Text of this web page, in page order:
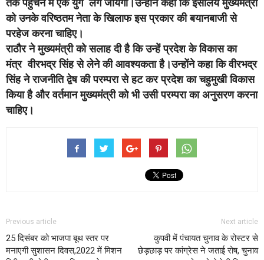
तक पहुंचने में एक युग लग जायेगा।उन्होंने कहा कि इसलिये मुख्यमंत्री
को उनके वरिष्ठतम नेता के खिलाफ इस प्रकार की बयानबाजी से
परहेज करना चाहिए।
राठौर ने मुख्यमंत्री को सलाह दी है कि उन्हें प्रदेश के विकास का
मंत्र वीरभद्र सिंह से लेने की आवश्यकता है।उन्होंने कहा कि वीरभद्र
सिंह ने राजनीति द्वेष की परम्परा से हट कर प्रदेश का चहुमुखी विकास
किया हैऔर वर्तमान मुख्यमंत्री को भी उसी परम्परा का अनुसरण करना
चाहिए।
Previous article
25 दिसंबर को भाजपा बूथ स्तर पर
मनाएगी सुशासन दिवस,2022 में मिशन
Next article
कुपवी में पंचायत चुनाव के रोस्टर से
छेड़छाड़ पर कांग्रेस ने जताई रोष, चुनाव